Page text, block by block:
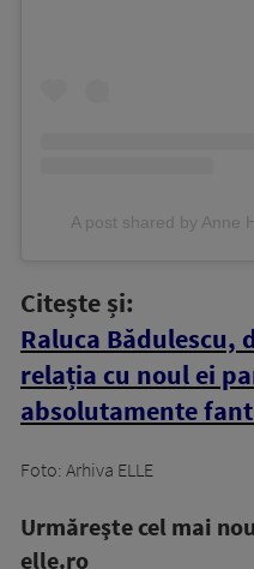
A post shared by Anne
Citește și:
Raluca Bădulescu,
relația cu noul ei
absolutamente
Foto: Arhiva ELLE
Urmăreşte cel mai
elle.ro